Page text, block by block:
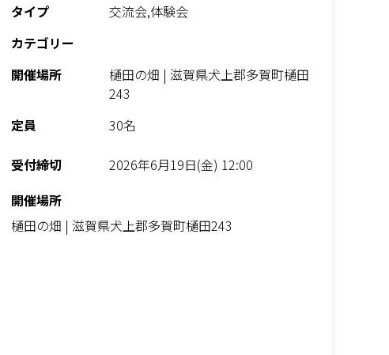
タイプ
交流会,体験会
カテゴリー
開催場所
樋田の畑 | 滋賀県犬上郡多賀町樋田
243
定員
30名
受付締切
2026年6月19日(金) 12:00
開催場所
樋田の畑 | 滋賀県犬上郡多賀町樋田243